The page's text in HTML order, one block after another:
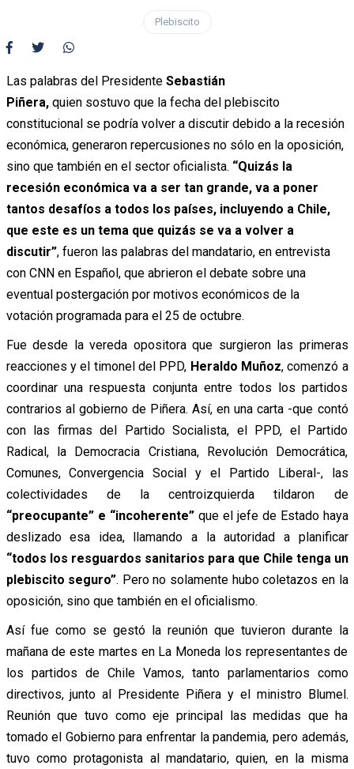
Plebiscito
Las palabras del Presidente Sebastián
Piñera, quien sostuvo que la fecha del plebiscito
constitucional se podría volver a discutir debido a la recesión
económica, generaron repercusiones no sólo en la oposición,
sino que también en el sector oficialista. “Quizás la
recesión económica va a ser tan grande, va a poner
tantos desafíos a todos los países, incluyendo a Chile,
que este es un tema que quizás se va a volver a
discutir”, fueron las palabras del mandatario, en entrevista
con CNN en Español, que abrieron el debate sobre una
eventual postergación por motivos económicos de la
votación programada para el 25 de octubre.
Fue desde la vereda opositora que surgieron las primeras
reacciones y el timonel del PPD, Heraldo Muñoz, comenzó a
coordinar una respuesta conjunta entre todos los partidos
contrarios al gobierno de Piñera. Así, en una carta -que contó
con las firmas del Partido Socialista, el PPD, el Partido
Radical, la Democracia Cristiana, Revolución Democrática,
Comunes, Convergencia Social y el Partido Liberal-, las
colectividades de la centroizquierda tildaron de
“preocupante” e “incoherente”que el jefe de Estado haya
deslizado esa idea, llamando a la autoridad a planificar
“todos los resguardos sanitarios para que Chile tenga un
plebiscito seguro”. Pero no solamente hubo coletazos en la
oposición, sino que también en el oficialismo.
Así fue como se gestó la reunión que tuvieron durante la
mañana de este martes en La Moneda los representantes de
los partidos de Chile Vamos, tanto parlamentarios como
directivos, junto al Presidente Piñera y el ministro Blumel.
Reunión que tuvo como eje principal las medidas que ha
tomado el Gobierno para enfrentar la pandemia, pero además,
tuvo como protagonista al mandatario, quien, en la misma